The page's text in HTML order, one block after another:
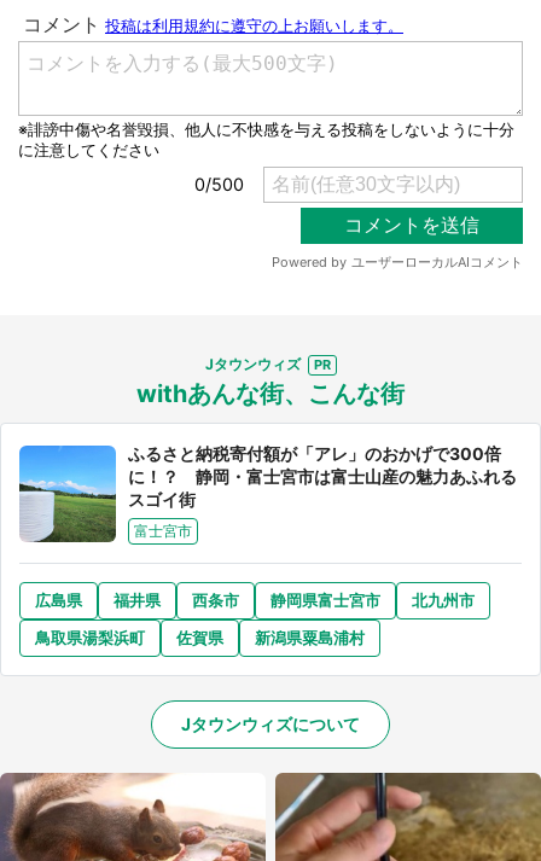
Jタウンウィズ
withあんな街、こんな街
ふるさと納税寄付額が「アレ」のおかげで300倍
に！？ 静岡・富士宮市は富士山産の魅力あふれる
スゴイ街
富士宮市
広島県 福井県 西条市 静岡県富士宮市
北九州市
鳥取県湯梨浜町
佐賀県 新潟県粟島浦村
Jタウンウィズについて